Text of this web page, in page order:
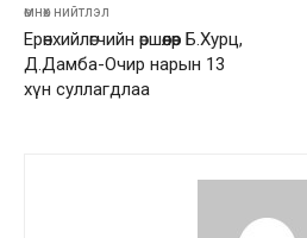
өмнөх нийтлэл
Ерөнхийлөгчийн өршөөлөөр Б.Хурц,
Д.Дамба-Очир нарын 13
хүн суллагдлаа